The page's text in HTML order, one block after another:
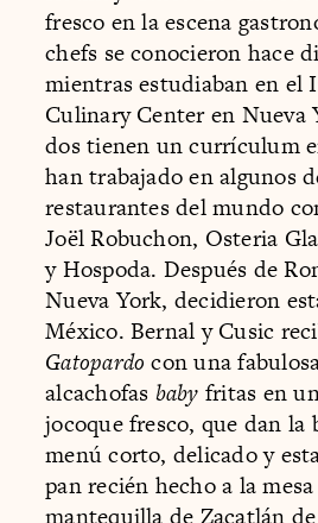
fresco en la escena
chefs se conocieron hace
mientras estudiaban en el
Culinary Center en Nueva
dos tienen un currículum
han trabajado en algunos
restaurantes del mundo
Joël Robuchon, Osteria
y Hospoda. Después de
Nueva York, decidieron
México. Bernal y Cusic
Gatopardo con una
alcachofas baby fritas en
jocoque fresco, que dan la
menú corto, delicado y
pan recién hecho a la
mantequilla de Zacatlán